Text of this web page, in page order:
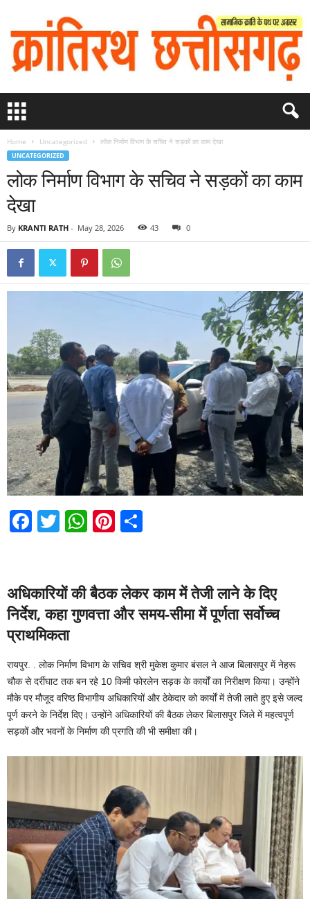
Home Uncategorized लोक निर्माण विभाग के सचिव ने सड़कों का काम देखा
UNCATEGORIZED
लोक निर्माण विभाग के सचिव ने सड़कों का काम
देखा
By KRANTI RATH - May 28, 2026 43 0
F
e
b
o
o
k
T
er
W
s
A
Pi
e
st
e
अधिकारियों की बैठक लेकर काम में तेजी लाने के दिए
निर्देश, कहा गुणवत्ता और समय-सीमा में पूर्णता सर्वोच्च
प्राथमिकता
रायपुर. . लोक निर्माण विभाग के सचिव श्री मुकेश कुमार बंसल ने आज बिलासपुर में नेहरू
चौक से दर्रीघाट तक बन रहे 10 किमी फोरलेन सड़क के कार्यों का निरीक्षण किया। उन्होंने
मौके पर मौजूद वरिष्ठ विभागीय अधिकारियों और ठेकेदार को कार्यों में तेजी लाते हुए इसे जल्द
पूर्ण करने के निर्देश दिए। उन्होंने अधिकारियों की बैठक लेकर बिलासपुर जिले में महत्वपूर्ण
सड़कों और भवनों के निर्माण की प्रगति की भी समीक्षा की।